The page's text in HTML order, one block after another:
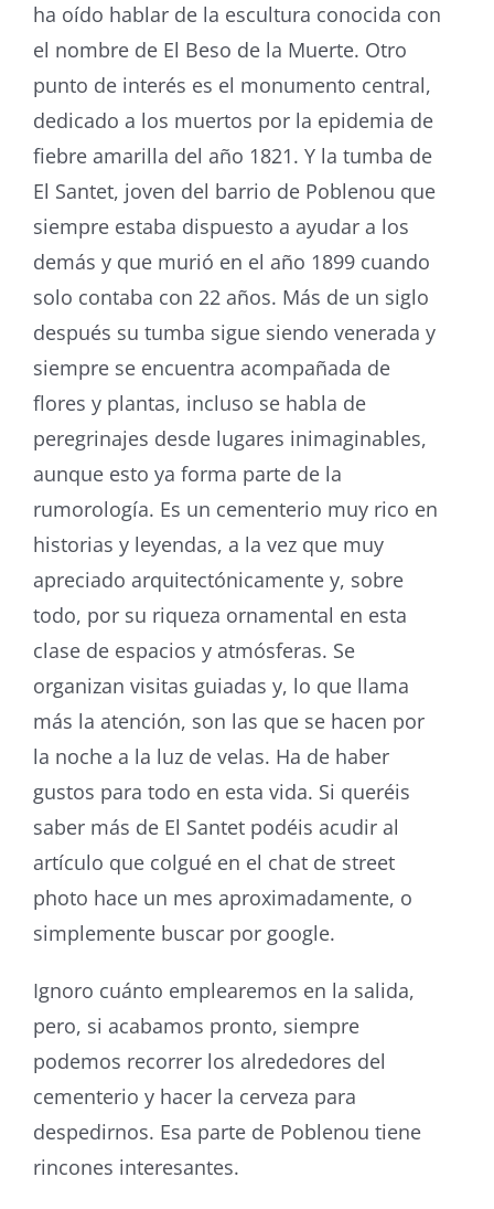
ha oído hablar de la escultura conocida con
el nombre de El Beso de la Muerte. Otro
punto de interés es el monumento central,
dedicado a los muertos por la epidemia de
fiebre amarilla del año 1821. Y la tumba de
El Santet, joven del barrio de Poblenou que
siempre estaba dispuesto a ayudar a los
demás y que murió en el año 1899 cuando
solo contaba con 22 años. Más de un siglo
después su tumba sigue siendo venerada y
siempre se encuentra acompañada de
flores y plantas, incluso se habla de
peregrinajes desde lugares inimaginables,
aunque esto ya forma parte de la
rumorología. Es un cementerio muy rico en
historias y leyendas, a la vez que muy
apreciado arquitectónicamente y, sobre
todo, por su riqueza ornamental en esta
clase de espacios y atmósferas. Se
organizan visitas guiadas y, lo que llama
más la atención, son las que se hacen por
la noche a la luz de velas. Ha de haber
gustos para todo en esta vida. Si queréis
saber más de El Santet podéis acudir al
artículo que colgué en el chat de street
photo hace un mes aproximadamente, o
simplemente buscar por google.
Ignoro cuánto emplearemos en la salida,
pero, si acabamos pronto, siempre
podemos recorrer los alrededores del
cementerio y hacer la cerveza para
despedirnos. Esa parte de Poblenou tiene
rincones interesantes.